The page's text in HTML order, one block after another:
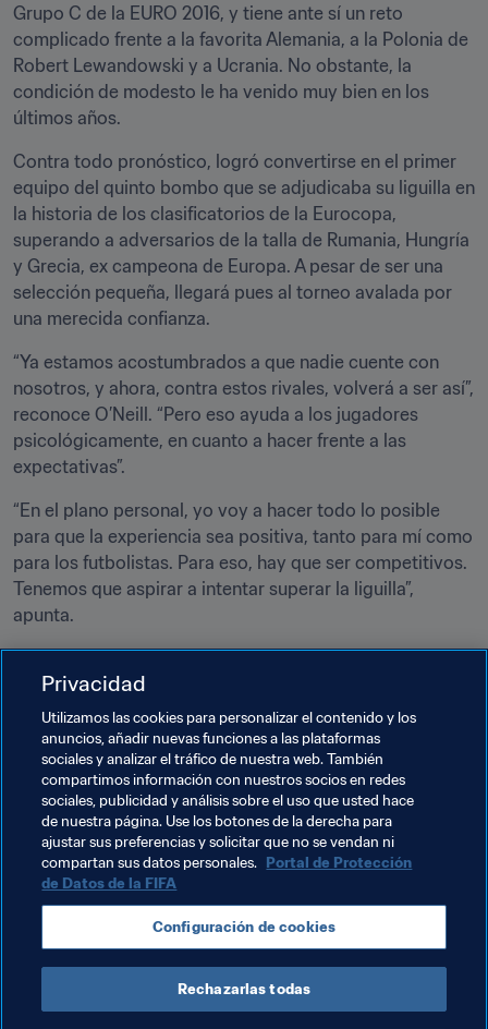
Grupo C de la EURO 2016, y tiene ante sí un reto
complicado frente a la favorita Alemania, a la Polonia de
Robert Lewandowski y a Ucrania. No obstante, la
condición de modesto le ha venido muy bien en los
últimos años.
Contra todo pronóstico, logró convertirse en el primer
equipo del quinto bombo que se adjudicaba su liguilla en
la historia de los clasificatorios de la Eurocopa,
superando a adversarios de la talla de Rumania, Hungría
y Grecia, ex campeona de Europa. A pesar de ser una
selección pequeña, llegará pues al torneo avalada por
una merecida confianza.
“Ya estamos acostumbrados a que nadie cuente con
nosotros, y ahora, contra estos rivales, volverá a ser así”,
reconoce O’Neill. “Pero eso ayuda a los jugadores
psicológicamente, en cuanto a hacer frente a las
expectativas”.
“En el plano personal, yo voy a hacer todo lo posible
para que la experiencia sea positiva, tanto para mí como
para los futbolistas. Para eso, hay que ser competitivos.
Tenemos que aspirar a intentar superar la liguilla”,
apunta.
nivel en este torneo y esperamos conseguir buenos
resultados contra naciones mucho más grandes”,
concluye.
Temas relacionados
Clasificación masculina
Clasificación Mundial FIFA Northern Ireland
UEFA
Privacidad
Utilizamos las cookies para personalizar el contenido y los
anuncios, añadir nuevas funciones a las plataformas
sociales y analizar el tráfico de nuestra web. También
compartimos información con nuestros socios en redes
sociales, publicidad y análisis sobre el uso que usted hace
de nuestra página. Use los botones de la derecha para
ajustar sus preferencias y solicitar que no se vendan ni
compartan sus datos personales. Portal de Protección
de Datos de la FIFA
Configuración de cookies
Rechazarlas todas